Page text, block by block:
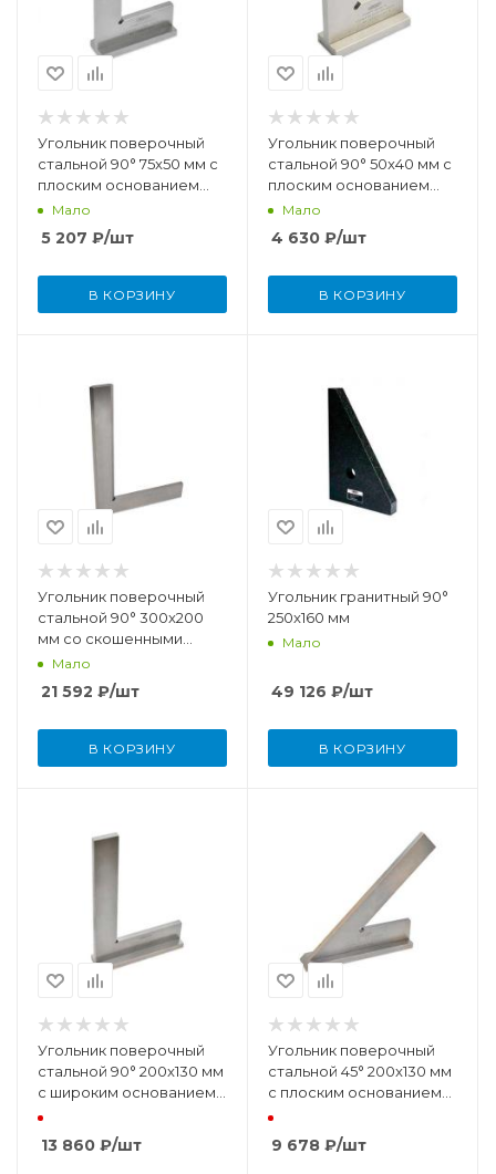
Угольник поверочный
стальной 90° 75x50 мм с
плоским основанием
(DIN875 КТ 0)
Мало
5 207 ₽/шт
В КОРЗИНУ
Угольник поверочный
стальной 90° 50x40 мм с
плоским основанием
(DIN875 КТ 0)
Мало
4 630 ₽/шт
В КОРЗИНУ
Угольник поверочный
стальной 90° 300x200
мм со скошенными
кромками (DIN875 КТ 00)
Мало
21 592 ₽/шт
В КОРЗИНУ
Угольник гранитный 90°
250x160 мм
Мало
49 126 ₽/шт
В КОРЗИНУ
Угольник поверочный
стальной 90° 200x130 мм
с широким основанием
(DIN875 КТ 0)
13 860 ₽/шт
Угольник поверочный
стальной 45° 200x130 мм
с плоским основанием
(DIN875 КТ2)
9 678 ₽/шт